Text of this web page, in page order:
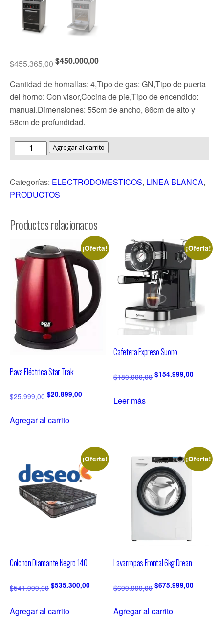
$455.365,00$450.000,00
Cantidad de hornallas: 4,Tipo de gas: GN,Tipo de puerta
del horno: Con visor,Cocina de pie,Tipo de encendido:
manual.Dimensiones: 55cm de ancho, 86cm de alto y
58cm de profundidad.
Agregar al carrito
Categorías: ELECTRODOMESTICOS, LINEA BLANCA,
PRODUCTOS
Productos relacionados
¡Oferta!
Pava Eléctrica Star Trak
$25.999,00 $20.899,00
Agregar al carrito
¡Oferta!
Cafetera Expreso Suono
$180.000,00 $154.999,00
Leer más
¡Oferta!
Colchon Diamante Negro 140
$541.999,00 $535.300,00
Agregar al carrito
¡Oferta!
Lavarropas Frontal 6kg Drean
$699.999,00 $675.999,00
Agregar al carrito